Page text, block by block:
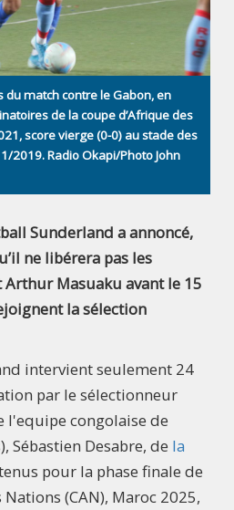
match contre le Gabon, en
de la coupe d’Afrique des
score vierge (0-0) au stade des
2019. Radio Okapi/Photo John
Sunderland a annoncé,
ne libérera pas les
Masuaku avant le 15
la sélection
intervient seulement 24
par le sélectionneur
l'equipe congolaise de
Sébastien Desabre, de la
pour la phase finale de
(CAN), Maroc 2025,